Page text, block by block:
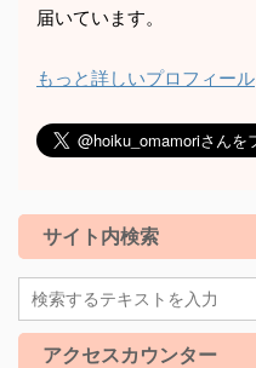
届いています。
もっと詳しいプロフィール
サイト内検索
アクセスカウンター